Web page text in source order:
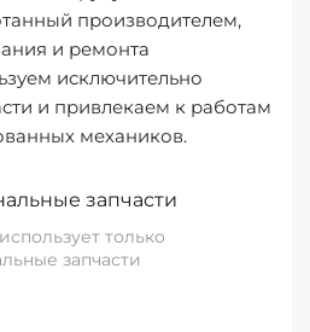
производителем,
и ремонта
исключительно
и привлекаем к работам
механиков.
запчасти
только
запчасти